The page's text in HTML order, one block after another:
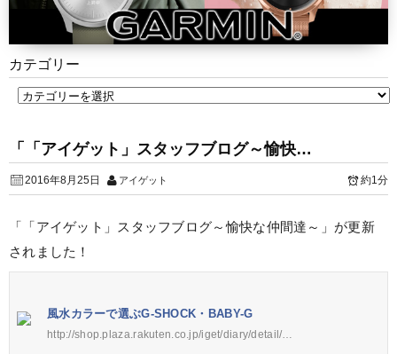
カテゴリー
「「アイゲット」スタッフブログ～愉快…
2016年8月25日 アイゲット 約1分
「「アイゲット」スタッフブログ～愉快な仲間達～」が更新
されました！
風水カラーで選ぶG-SHOCK・BABY-G
http://shop.plaza.rakuten.co.jp/iget/diary/detail/…